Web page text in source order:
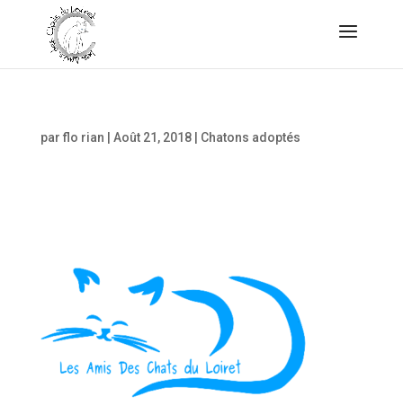
par flo rian Août 21, 2018| Chatons adoptés